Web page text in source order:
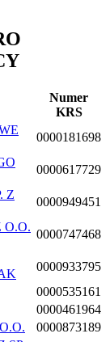
Numer
KRS
0000181698
0000617729
Z
0000949451
O.O.
0000747468
0000933795
0000535161
0000461964
0000873189